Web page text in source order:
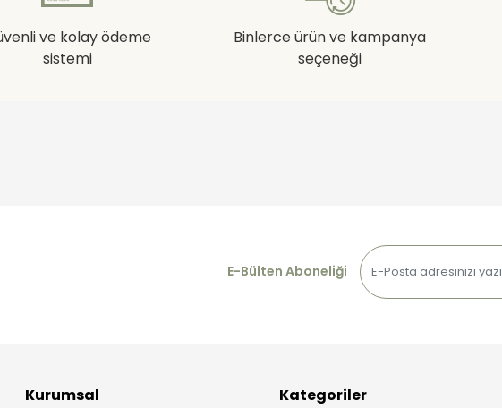
ve kolay ödeme
sistemi
Binlerce ürün ve kampanya
seçeneği
E-Bülten Aboneliği
Kurumsal Kategoriler